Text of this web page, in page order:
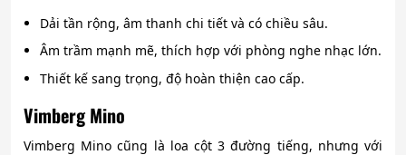
Dải tần rộng, âm thanh chi tiết và có chiều sâu.
Âm trầm mạnh mẽ, thích hợp với phòng nghe nhạc lớn.
Thiết kế sang trọng, độ hoàn thiện cao cấp.
Vimberg Mino
Vimberg Mino cũng là loa cột 3 đường tiếng, nhưng với